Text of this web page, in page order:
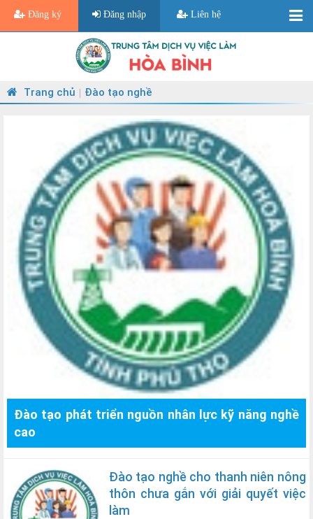
Đăng ký Đăng nhập Liên hệ
Trang chủ Đào tạo nghề
Đào tạo phát triển nguồn nhân lực kỹ năng nghề
cao
Đào tạo nghề cho thanh niên nông
thôn chưa gắn với giải quyết việc
làm